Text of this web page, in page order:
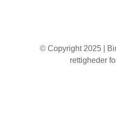
© Copyright 2025 |
rettigheder